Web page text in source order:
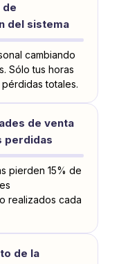
de
del sistema
cambiando
Sólo tus horas
totales.
de venta
perdidas
pierden 15% de
realizados cada
de la